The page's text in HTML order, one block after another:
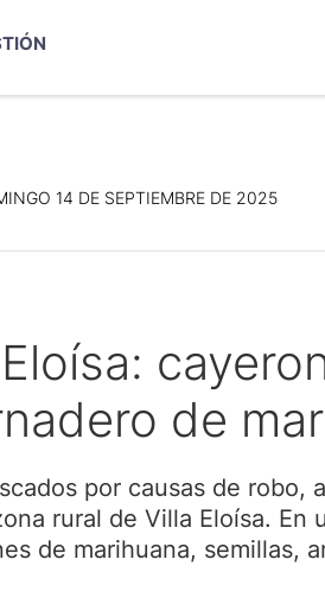
14 DE SEPTIEMBRE DE 2025
de
por causas de robo,
rural de Villa Eloísa. En
de marihuana, semillas,